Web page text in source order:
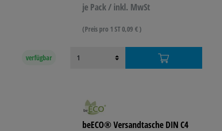
je Pack / inkl. MwSt
(Preis pro 1 ST 0,09 € )
verfügbar
beECO® Versandtasche DIN C4